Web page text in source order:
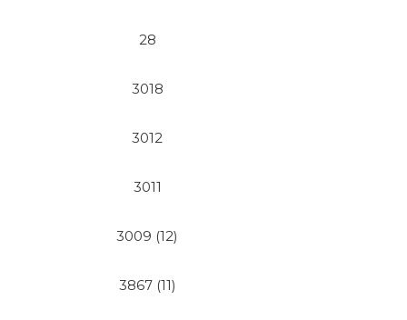
28
3018
3012
3011
3009 (12)
3867 (11)